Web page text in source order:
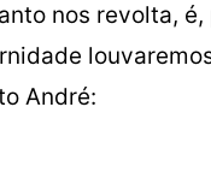
nos revolta,
André: